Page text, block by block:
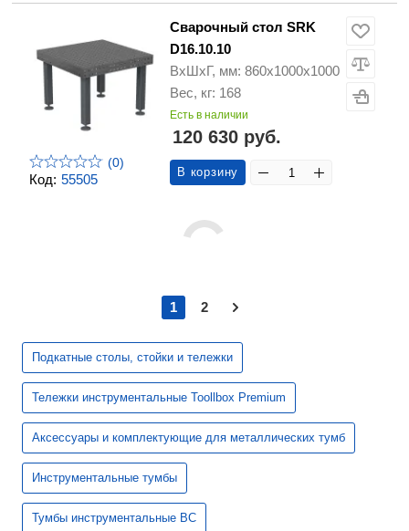
Код: 55505
(0)
Сварочный стол SRK
D16.10.10
ВхШхГ, мм: 860x1000x1000
Вес, кг: 168
Есть в наличии
120 630 руб.
В корзину
1 2
Подкатные столы, стойки и тележки
Тележки инструментальные Toollbox Premium
Аксессуары и комплектующие для металлических тумб
Инструментальные тумбы
Тумбы инструментальные ВС